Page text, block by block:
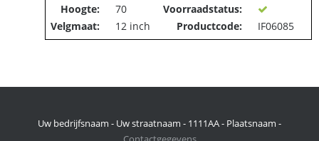
Hoogte:
70
Voorraadstatus:
Velgmaat:
12 inch Productcode: IF06085
Uw bedrijfsnaam - Uw straatnaam - 1111AA - Plaatsnaam -